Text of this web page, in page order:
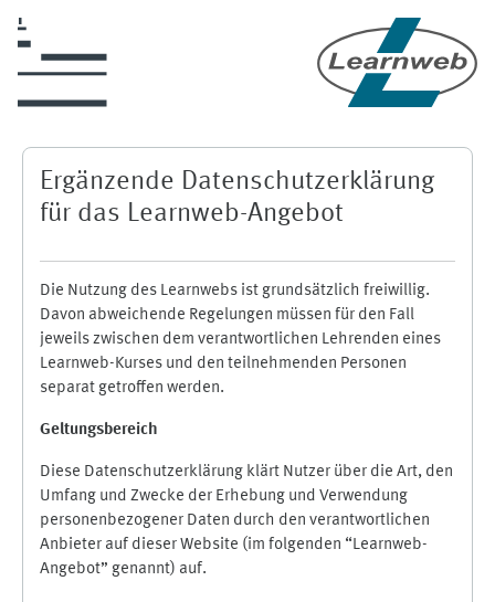
Ergänzende Datenschutzerklärung
für das Learnweb-Angebot
Die Nutzung des Learnwebs ist grundsätzlich freiwillig.
Davon abweichende Regelungen müssen für den Fall
jeweils zwischen dem verantwortlichen Lehrenden eines
Learnweb-Kurses und den teilnehmenden Personen
separat getroffen werden.
Geltungsbereich
Diese Datenschutzerklärung klärt Nutzer über die Art, den
Umfang und Zwecke der Erhebung und Verwendung
personenbezogener Daten durch den verantwortlichen
Anbieter auf dieser Website (im folgenden “Learnweb-
Angebot” genannt) auf.